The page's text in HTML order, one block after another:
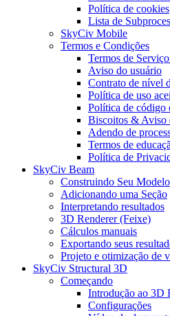
Política de cookies
Lista de
SkyCiv Mobile
Termos e Condições
Termos de
Aviso do usuário
Contrato de nível
Política de uso
Política de código
Biscoitos & Aviso
Adendo de
Termos de
Política de
SkyCiv Beam
Construindo Seu Modelo
Adicionando uma Seção
Interpretando resultados
3D Renderer (Feixe)
Cálculos manuais
Exportando seus
Projeto e otimização de
SkyCiv Structural 3D
Começando
Introdução ao 3D
Configurações